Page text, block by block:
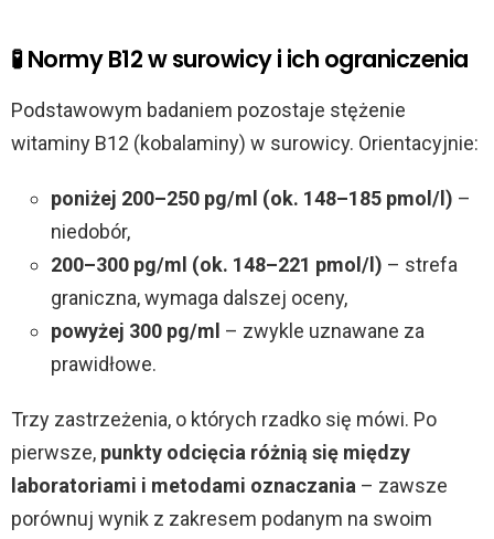
🧪 Normy B12 w surowicy i ich ograniczenia
Podstawowym badaniem pozostaje stężenie
witaminy B12 (kobalaminy) w surowicy. Orientacyjnie:
poniżej 200–250 pg/ml (ok. 148–185 pmol/l) –
niedobór,
200–300 pg/ml (ok. 148–221 pmol/l) – strefa
graniczna, wymaga dalszej oceny,
powyżej 300 pg/ml – zwykle uznawane za
prawidłowe.
Trzy zastrzeżenia, o których rzadko się mówi. Po
pierwsze, punkty odcięcia różnią się między
laboratoriami i metodami oznaczania – zawsze
porównuj wynik z zakresem podanym na swoim